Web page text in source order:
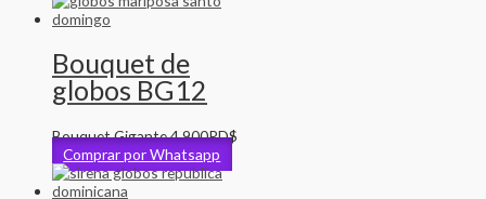
Bouquet de
globos BG12
Bouquet Gigante4,900RD$
Comprar por Whatsapp